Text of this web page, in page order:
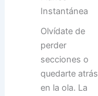
Instantánea
Olvídate de
perder
secciones o
quedarte atrás
en la ola. La